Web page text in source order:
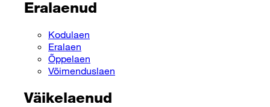
Eralaenud
Kodulaen
Eralaen
Õppelaen
Võimenduslaen
Väikelaenud